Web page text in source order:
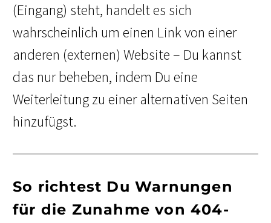
(Eingang) steht, handelt es sich
wahrscheinlich um einen Link von einer
anderen (externen) Website – Du kannst
das nur beheben, indem Du eine
Weiterleitung zu einer alternativen Seiten
hinzufügst.
So richtest Du Warnungen
für die Zunahme von 404-